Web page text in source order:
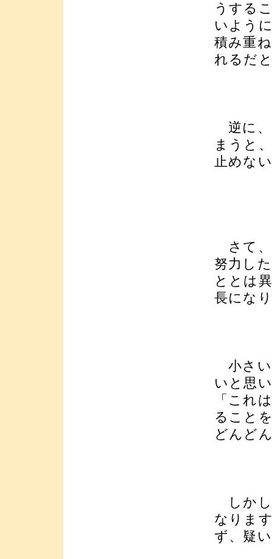
うする
いよう
積み重
れるだ
逆に、
まうと
止めな
さて、
努力し
ととは
長にな
小さい
いと思
「これ
ること
どんど
しかし
なりま
ず、疑